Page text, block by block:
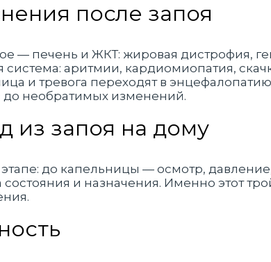
после запоя
— печень и ЖКТ: жировая дистрофия,
аритмии, кардиомиопатия,
и тревога переходят в
до необратимых изменений.
из запоя на дому
до капельницы — осмотр,
и назначения. Именно этот